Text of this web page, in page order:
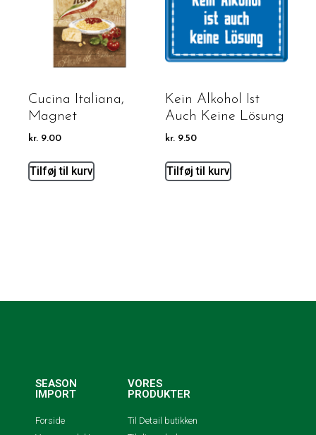
Cucina Italiana,
Magnet
kr. 9.00
Tilføj til kurv
Kein Alkohol Ist
Auch Keine Lösung
kr. 9.50
Tilføj til kurv
SEASON
IMPORT
Forside
VORES
PRODUKTER
Til Detail butikken